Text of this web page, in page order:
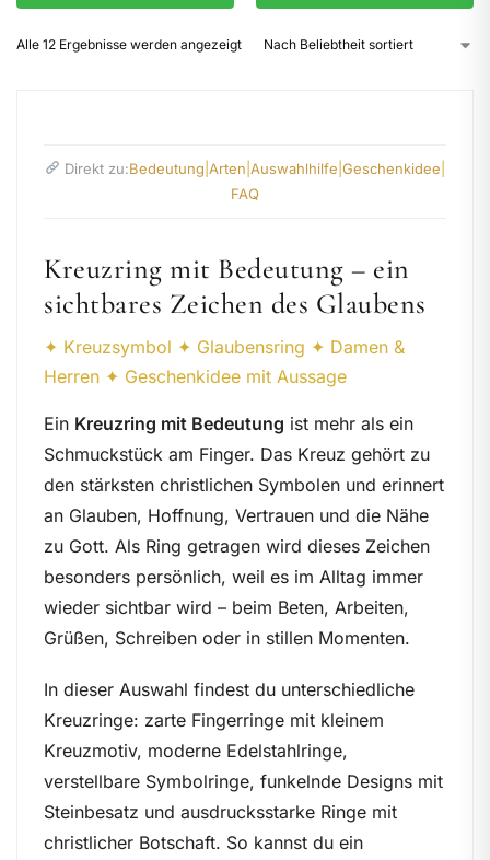
Alle 12 Ergebnisse werden angezeigt
Direkt zu:Bedeutung |Arten |Auswahlhilfe |Geschenkidee
FAQ
Kreuzring mit Bedeutung – ein
sichtbares Zeichen des Glaubens
✦ Kreuzsymbol ✦ Glaubensring ✦ Damen &
Herren ✦ Geschenkidee mit Aussage
Ein Kreuzring mit Bedeutung ist mehr als ein
Schmuckstück am Finger. Das Kreuz gehört zu
den stärksten christlichen Symbolen und erinnert
an Glauben, Hoffnung, Vertrauen und die Nähe
zu Gott. Als Ring getragen wird dieses Zeichen
besonders persönlich, weil es im Alltag immer
wieder sichtbar wird – beim Beten, Arbeiten,
Grüßen, Schreiben oder in stillen Momenten.
In dieser Auswahl findest du unterschiedliche
Kreuzringe: zarte Fingerringe mit kleinem
Kreuzmotiv, moderne Edelstahlringe,
verstellbare Symbolringe, funkelnde Designs mit
Steinbesatz und ausdrucksstarke Ringe mit
christlicher Botschaft. So kannst du ein